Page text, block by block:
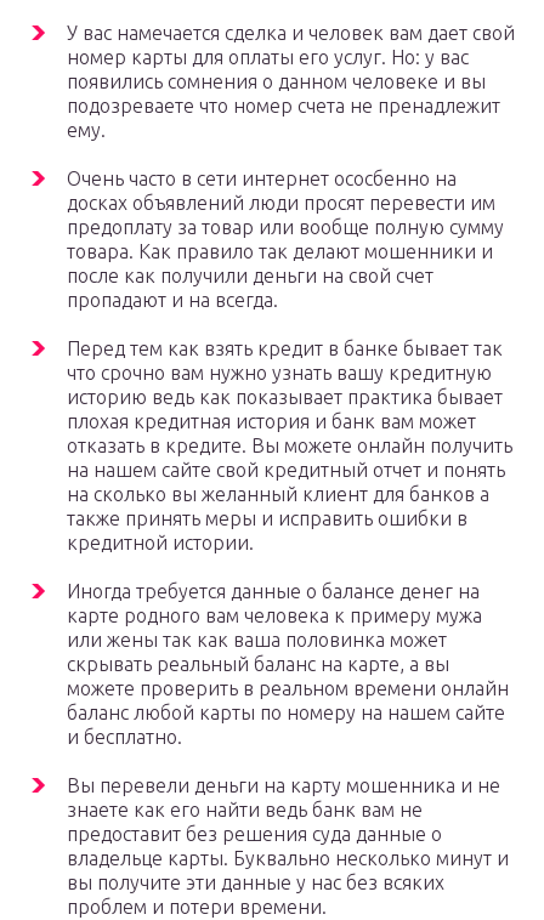
У вас намечается сделка и человек вам дает свой
номер карты для оплаты его услуг. Но: у вас
появились сомнения о данном человеке и вы
подозреваете что номер счета не пренадлежит
ему.
Очень часто в сети интернет ососбенно на
досках объявлений люди просят перевести им
предоплату за товар или вообще полную сумму
товара. Как правило так делают мошенники и
после как получили деньги на свой счет
пропадают и на всегда.
Перед тем как взять кредит в банке бывает так
что срочно вам нужно узнать вашу кредитную
историю ведь как показывает практика бывает
плохая кредитная история и банк вам может
отказать в кредите. Вы можете онлайн получить
на нашем сайте свой кредитный отчет и понять
на сколько вы желанный клиент для банков а
также принять меры и исправить ошибки в
кредитной истории.
Иногда требуется данные о балансе денег на
карте родного вам человека к примеру мужа
или жены так как ваша половинка может
скрывать реальный баланс на карте, а вы
можете проверить в реальном времени онлайн
баланс любой карты по номеру на нашем сайте
и бесплатно.
Вы перевели деньги на карту мошенника и не
знаете как его найти ведь банк вам не
предоставит без решения суда данные о
владельце карты. Буквально несколько минут и
вы получите эти данные у нас без всяких
проблем и потери времени.